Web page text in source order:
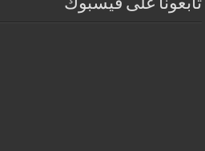
تابعونا على فيسبوك